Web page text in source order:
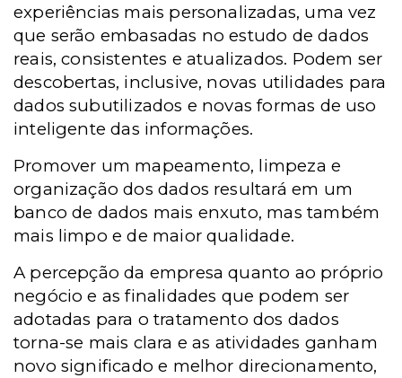
experiências mais personalizadas, uma vez
que serão embasadas no estudo dedados
reais, consistentes e atualizados. Podem ser
descobertas, inclusive, novas utilidades para
dados subutilizados e novas formas de uso
inteligente das informações.
Promover um mapeamento, limpeza e
organização dos dados resultará em um
banco de dados mais enxuto, mas também
mais limpo e de maior qualidade.
A percepção da empresa quanto ao próprio
negócio e as finalidades que podem ser
adotadas para o tratamento dos dados
torna-se mais clara e as atividades ganham
novo significado e melhor direcionamento,